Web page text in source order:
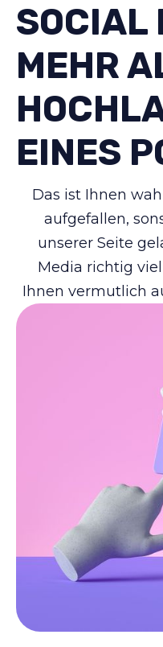
SOCIAL
MEHR
EINES
Das ist Ihnen
aufgefallen,
unserer Seite
Media richtig
Ihnen vermutlich